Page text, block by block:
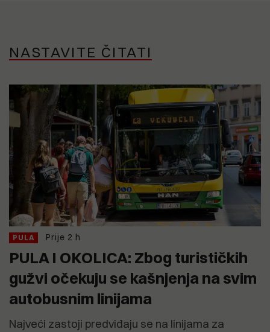
NASTAVITE ČITATI
PULA Prije 2 h
PULA I OKOLICA: Zbog turističkih
gužvi očekuju se kašnjenja na svim
autobusnim linijama
Najveći zastoji predviđaju se na linijama za